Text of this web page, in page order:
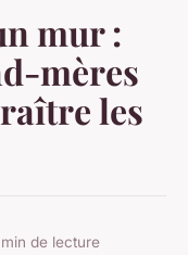
mur :
mères
les
de lecture